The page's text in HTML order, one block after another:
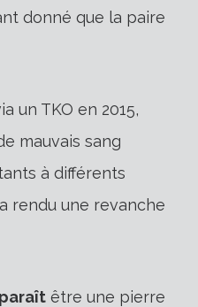
donné que la paire
un TKO en 2015,
mauvais sang
à différents
rendu une revanche
être une pierre